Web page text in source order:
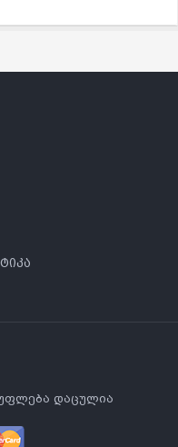
უფლება დაცულია